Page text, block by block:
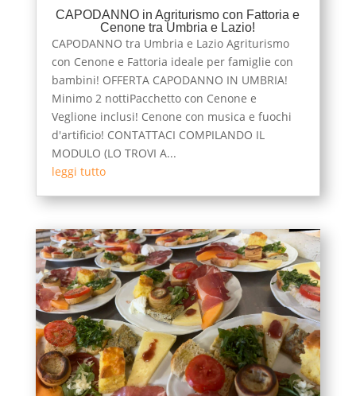
CAPODANNO in Agriturismo con Fattoria e
Cenone tra Umbria e Lazio!
CAPODANNO tra Umbria e Lazio Agriturismo
con Cenone e Fattoria ideale per famiglie con
bambini! OFFERTA CAPODANNO IN UMBRIA!
Minimo 2 nottiPacchetto con Cenone e
Veglione inclusi! Cenone con musica e fuochi
d'artificio! CONTATTACI COMPILANDO IL
MODULO (LO TROVI A...
leggi tutto